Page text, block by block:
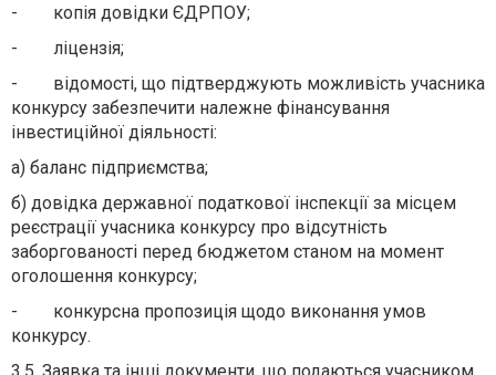
- копія довідки ЄДРПОУ;
- ліцензія;
- відомості, що підтверджують можливість учасника
конкурсу забезпечити належне фінансування
інвестиційної діяльності:
а) баланс підприємства;
б) довідка державної податкової інспекції за місцем
реєстрації учасника конкурсу про відсутність
заборгованості перед бюджетом станом на момент
оголошення конкурсу;
- конкурсна пропозиція щодо виконання умов
конкурсу.